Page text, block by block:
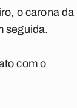
o carona da
seguida.
com o